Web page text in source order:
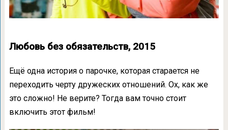
Любовь без обязательств, 2015
Ещё одна история о парочке, которая старается не
переходить черту дружеских отношений. Ох, как же
это сложно! Не верите? Тогда вам точно стоит
включить этот фильм!